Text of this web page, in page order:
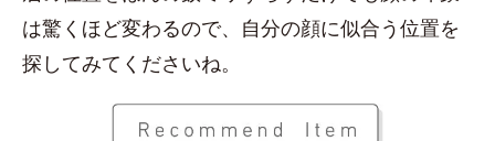
は驚くほど変わるので、自分の顔に似合う位置を
探してみてくださいね。